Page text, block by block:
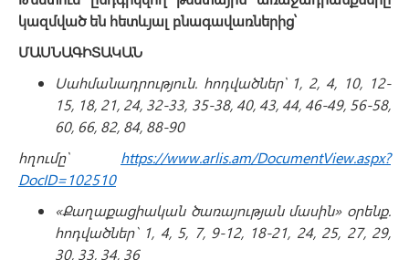
կազմված են հետևյալ բնագավառներից՝
ՄԱՍՆԱԳԻՏԱԿԱՆ
Սահմանադրություն. հոդվածներ՝ 1, 2, 4, 10, 12-
15, 18, 21, 24, 32-33, 35-38, 40, 43, 44, 46-49, 56-58,
60, 66, 82, 84, 88-90
հղումը՝ https://www.arlis.am/DocumentView.aspx?
DocID=102510
«Քաղաքացիական ծառայության մասին» օրենք.
հոդվածներ` 1, 4, 5, 7, 9-12, 18-21, 24, 25, 27, 29,
30, 33, 34, 36